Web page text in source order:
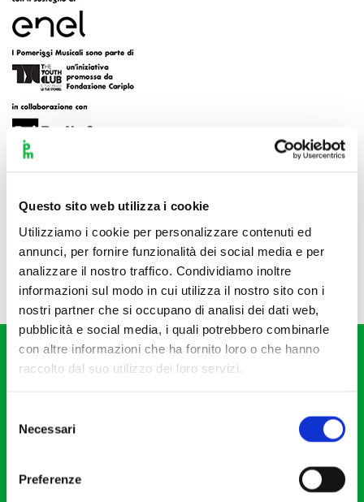
Questo sito web utilizza i cookie
Utilizziamo i cookie per personalizzare contenuti ed
annunci, per fornire funzionalità dei social media e per
analizzare il nostro traffico. Condividiamo inoltre
informazioni sul modo in cui utilizza il nostro sito con i
nostri partner che si occupano di analisi dei dati web,
pubblicità e social media, i quali potrebbero combinarle
con altre informazioni che ha fornito loro o che hanno
raccolto dal suo utilizzo dei loro servizi.
delNecessari
Preferenze
20121 Milano